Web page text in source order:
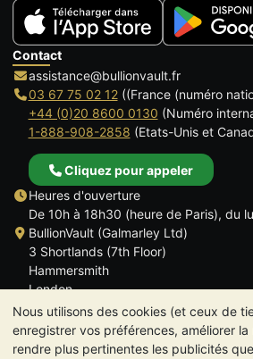
Nous utilisons des cookies (et ceux de
enregistrer vos préférences, améliorer
rendre plus pertinentes les publicités
Contact
assistance@bullionvault.fr
03 67 75 02 12((France (numéro
+44 (0)20 8600 0130 (Numéro
1-888-908-2858 (Etats-Unis et
Cliquez pour appeler
Heures d'ouverture
De 10h à 18h30 (heure de Paris), du
BullionVault (Galmarley Ltd)
3 Shortlands (7th Floor)
Hammersmith
London
W6 8DA
ROYAUME UNI